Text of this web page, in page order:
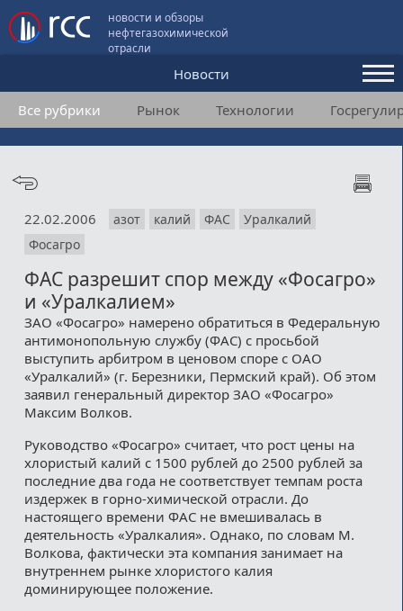
новости и обзоры
нефтегазохимической
отрасли
Новости
Аналитика и мнения
Конференции
Подписка
Пользовательское соглашение
Медиакит
Контакты
Все рубрики Рынок Технологии
22.02.2006 азот калий ФАС
Уралкалий
Фосагро
ФАС разрешит спор между «Фосагро»
и «Уралкалием»
ЗАО «Фосагро» намерено обратиться в Федеральную
антимонопольную службу (ФАС) с просьбой
выступить арбитром в ценовом споре с ОАО
«Уралкалий» (г. Березники, Пермский край). Об этом
заявил генеральный директор ЗАО «Фосагро»
Максим Волков.
Руководство «Фосагро» считает, что рост цены на
хлористый калий с 1500 рублей до 2500 рублей за
последние два года не соответствует темпам роста
издержек в горно-химической отрасли. До
настоящего времени ФАС не вмешивалась в
деятельность «Уралкалия». Однако, по словам М.
Волкова, фактически эта компания занимает на
внутреннем рынке хлористого калия
доминирующее положение.